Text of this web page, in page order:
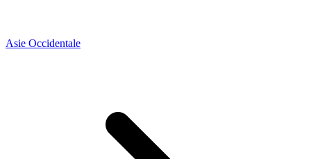
Asie Occidentale